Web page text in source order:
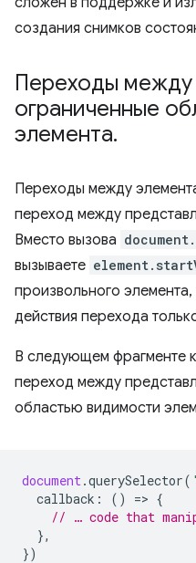
создания снимков
Переходы между
ограниченные
элемента.
Переходы между
переход между
Вместо вызова
вызываете
произвольного
действия перехода
В следующем фрагменте
переход между
областью видимости
document.querySelector(
callback : () => {
// … code that
},
})